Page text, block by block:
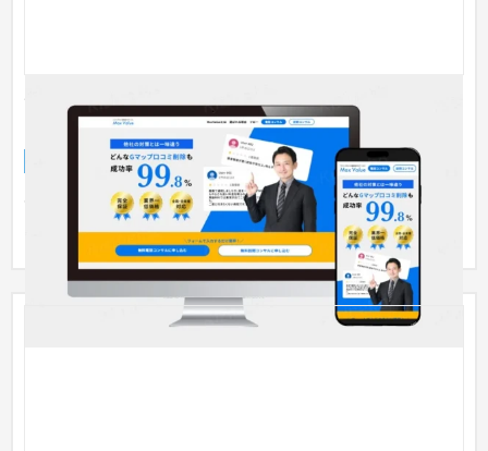
Gmap口コミを最適化する、MEO対策サービス
「Max Value」様
ランディングページ IT・Webサービス 〜30万円
Googleマップに投稿された投稿の内、不適切と判断されたレビ
ューをGマップ規約に基づき削除を行うサービスです。